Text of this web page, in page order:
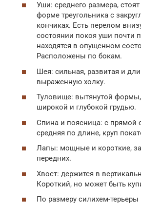
Уши: среднего размера,
форме треугольника с
кончиках. Есть перелом
состоянии покоя уши почти
находятся в опущенном
Расположены по бокам.
Шея: сильная, развитая и
выраженную холку.
Туловище: вытянутой формы,
широкой и глубокой грудью.
Спина и поясница: с прямой
средняя по длине, круп
Лапы: мощные и короткие,
передних.
Хвост: держится в
Короткий, но может быть
По размеру силихем-